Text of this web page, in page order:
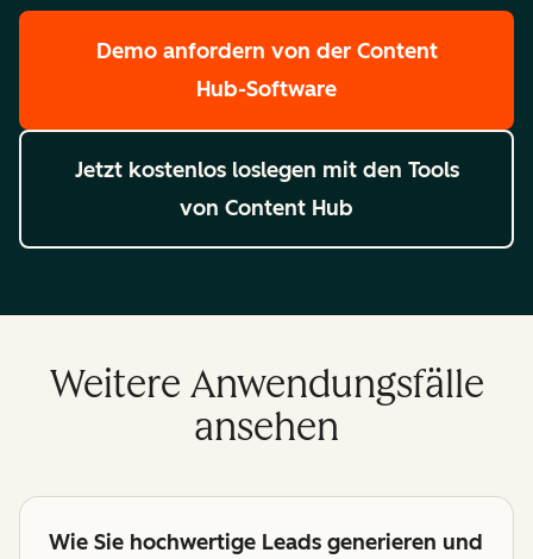
Demo anfordern von der Content
Hub-Software
Jetzt kostenlos loslegen mit den Tools
von Content Hub
Weitere Anwendungsfälle
ansehen
Wie Sie hochwertige Leads generieren und